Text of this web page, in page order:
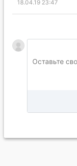
18.04.19 23:47